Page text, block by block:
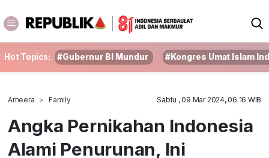
Hot Topics: #Gubernur BI Mundur #Kongres Umat Islam
Ameera Family Sabtu , 09 Mar 2024, 06:16 WIB
Angka Pernikahan Indonesia
Alami Penurunan, Ini